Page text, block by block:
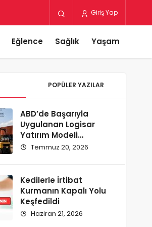
Giriş Yap
Eğlence Sağlık Yaşam
POPÜLER YAZILAR
ABD’de Başarıyla
Uygulanan Logisar
Yatırım Modeli
Türkiye’ye Geliyor
Temmuz 20, 2026
Kedilerle İrtibat
Kurmanın Kapalı Yolu
Keşfedildi
Haziran 21, 2026